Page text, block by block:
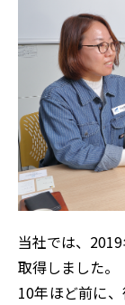
当社では、
取得しました。
10年ほど前に